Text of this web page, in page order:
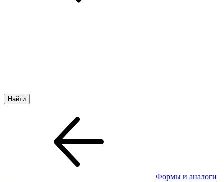
Формы и аналоги